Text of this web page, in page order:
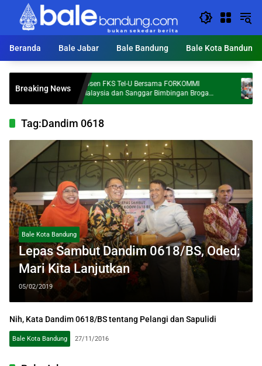
Langsung
konten
Beranda
Bale Jabar Bale Bandung Bale Kota Bandung
Breaking NewsDosen FKS Tel-U Bersama FORKOMMI
Malaysia dan Sanggar Bimbingan Broga
Perkuat Kolaborasi Internasional melalui
KDS
Ton
Tag:Dandim 0618
Bale Kota Bandung
Lepas Sambut Dandim 0618/BS, Oded;
Mari Kita Lanjutkan
05/02/2019
Nih, Kata Dandim 0618/BS tentang Pelangi dan Sapulidi
Bale Kota Bandung 27/11/2016